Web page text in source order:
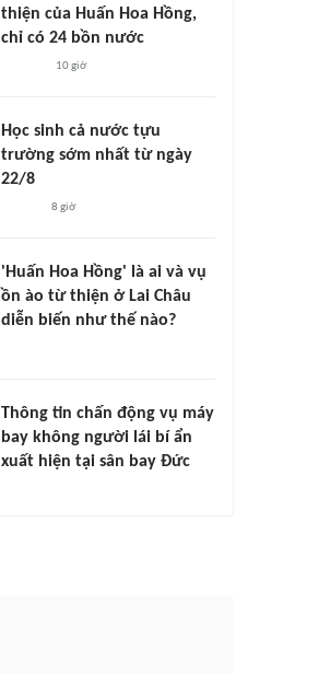
thiện của Huấn Hoa Hồng,
chỉ có 24 bồn nước
10 giờ
Học sinh cả nước tựu
trường sớm nhất từ ngày
22/8
8 giờ
'Huấn Hoa Hồng' là ai và vụ
ồn ào từ thiện ở Lai Châu
diễn biến như thế nào?
Thông tin chấn động vụ máy
bay không người lái bí ẩn
xuất hiện tại sân bay Đức